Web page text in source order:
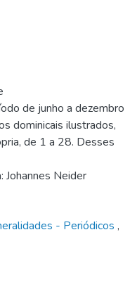
de junho a dezembro
dominicais ilustrados,
de 1 a 28. Desses
Johannes Neider
- Periódicos ,